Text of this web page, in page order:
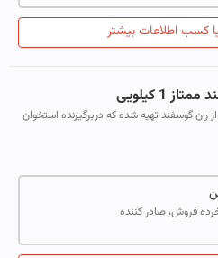
کسب اطلاعات بیشتر
1 کیلویی
ران گوسفند تهیه شده که دربرگیرنده استخوان
فروش، صادر کننده